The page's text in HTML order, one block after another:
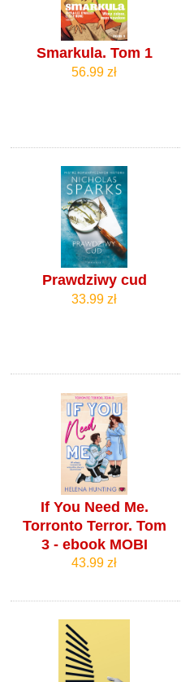
Smarkula. Tom 1
56.99 zł
Prawdziwy cud
33.99 zł
If You Need Me.
Torronto Terror. Tom
3 - ebook MOBI
43.99 zł